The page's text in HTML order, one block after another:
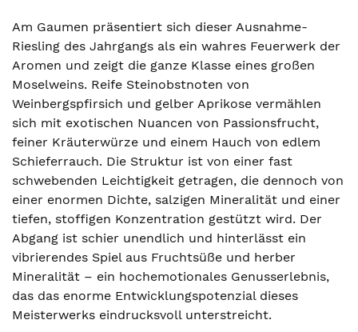
Am Gaumen präsentiert sich dieser Ausnahme-
Riesling des Jahrgangs als ein wahres Feuerwerk der
Aromen und zeigt die ganze Klasse eines großen
Moselweins. Reife Steinobstnoten von
Weinbergspfirsich und gelber Aprikose vermählen
sich mit exotischen Nuancen von Passionsfrucht,
feiner Kräuterwürze und einem Hauch von edlem
Schieferrauch. Die Struktur ist von einer fast
schwebenden Leichtigkeit getragen, die dennoch von
einer enormen Dichte, salzigen Mineralität und einer
tiefen, stoffigen Konzentration gestützt wird. Der
Abgang ist schier unendlich und hinterlässt ein
vibrierendes Spiel aus Fruchtsüße und herber
Mineralität – ein hochemotionales Genusserlebnis,
das das enorme Entwicklungspotenzial dieses
Meisterwerks eindrucksvoll unterstreicht.